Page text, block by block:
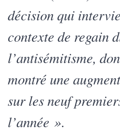
décision qui
contexte de regain
l’antisémitisme,
montré une
sur les neuf
l’année ».